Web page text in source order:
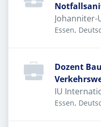
Johanniter-
Essen,
Dozent
IU
Essen,